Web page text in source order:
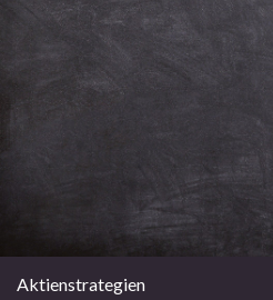
Aktienstrategien